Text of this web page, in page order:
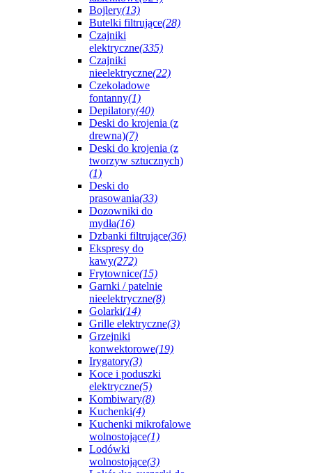
Bojlery(13)
Butelki filtrujące(28)
Czajniki
elektryczne(335)
Czajniki
nieelektryczne(22)
Czekoladowe
fontanny(1)
Depilatory(40)
Deski do krojenia (z
drewna)(7)
Deski do krojenia (z
tworzyw sztucznych)
(1)
Deski do
prasowania(33)
Dozowniki do
mydła(16)
Dzbanki filtrujące(36)
Ekspresy do
kawy(272)
Frytownice(15)
Garnki / patelnie
nieelektryczne(8)
Golarki(14)
Grille elektryczne(3)
Grzejniki
konwektorowe(19)
Irygatory(3)
Koce i poduszki
elektryczne(5)
Kombiwary(8)
Kuchenki(4)
Kuchenki mikrofalowe
wolnostojące(1)
Lodówki
wolnostojące(3)